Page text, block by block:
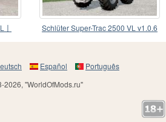
Schlüter Super-Trac 2500 VL v1.0.6
Español
Português
2026, "WorldOfMods.ru"